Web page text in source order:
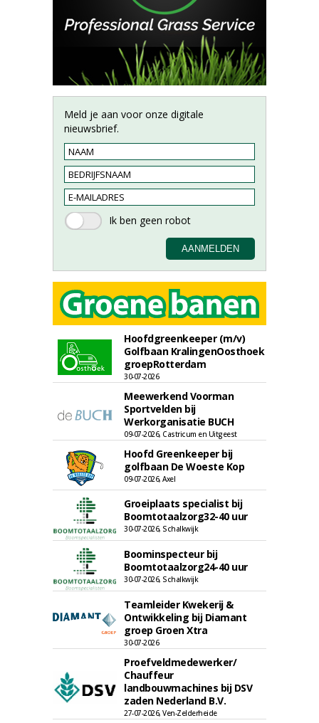
Meld je aan voor onze digitale
nieuwsbrief.
Hoofdgreenkeeper (m/v)
Golfbaan KralingenOosthoek
groepRotterdam
30-07-2026
Meewerkend Voorman
Sportvelden bij
Werkorganisatie BUCH
09-07-2026, Castricum en Uitgeest
Hoofd Greenkeeper bij
golfbaan De Woeste Kop
09-07-2026, Axel
Groeiplaats specialist bij
Boomtotaalzorg32-40 uur
30-07-2026, Schalkwijk
Boominspecteur bij
Boomtotaalzorg24-40 uur
30-07-2026, Schalkwijk
Teamleider Kwekerij &
Ontwikkeling bij Diamant
groep Groen Xtra
30-07-2026
Proefveldmedewerker/
Chauffeur
landbouwmachines bij DSV
zaden Nederland B.V.
27-07-2026, Ven-Zelderheide